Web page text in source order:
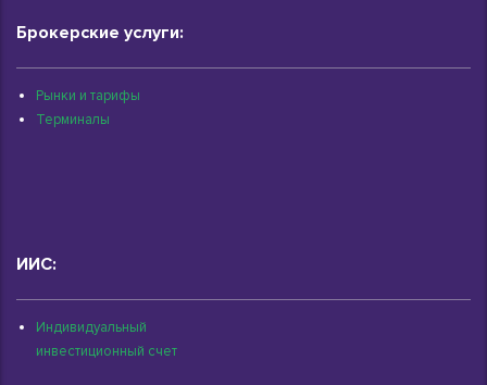
Брокерские услуги:
Рынки и тарифы
Терминалы
ИИС:
Индивидуальный
инвестиционный счет